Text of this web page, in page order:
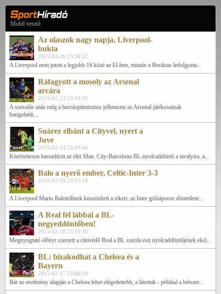
Mobil verzió
Az olaszok nagy napja, Liverpool-
bukta
2015-02-26 23:36:52
A Liverpool nem jutott a legjobb 16 közé az El-ben, miután a Besiktas ledolgozta...
Ráfagyott a mosoly az Arsenal
arcára
2015-02-25 23:14:43
A sorsolás után még a hurráoptimizmus jellemezte az Arsenal játékosainak
hangulatát,...
Suárez elbánt a Cityvel, nyert a
Juve
2015-02-24 23:09:44
Kísértetiesen hasonlított az idei Man. City-Barcelona BL-nyolcaddöntő a tavalyira, a...
Balo a nyerő ember, Celtic-Inter 3-3
2015-02-19 23:35:14
A Liverpool Mario Balotellinek köszönheti a sikert, az Inter gólzáporos döntetlent...
A Real fél lábbal a BL-
negyeddöntőben!
2015-02-18 23:19:30
Megnyugtató előnyt szerzett a címvédő Real a BL szerda esti nyolcaddöntőjének első...
BL: bizakodhat a Chelsea és a
Bayern
2015-02-17 23:06:54
Bár az eredmény alapján a Chelsea lehet elégedettebb, a látottak - például a hétszer...